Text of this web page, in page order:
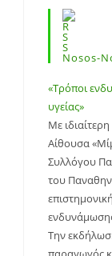
Nosos-
«Τρόποι
υγείας»
Με
Αίθουσα
Συλλόγου
του
Την